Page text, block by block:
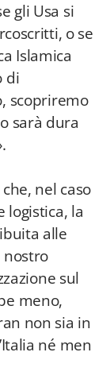
gli Usa si
o se
Islamica
di
scopriremo
sarà dura
nel caso
logistica, la
alle
sul
meno,
non sia in
né men